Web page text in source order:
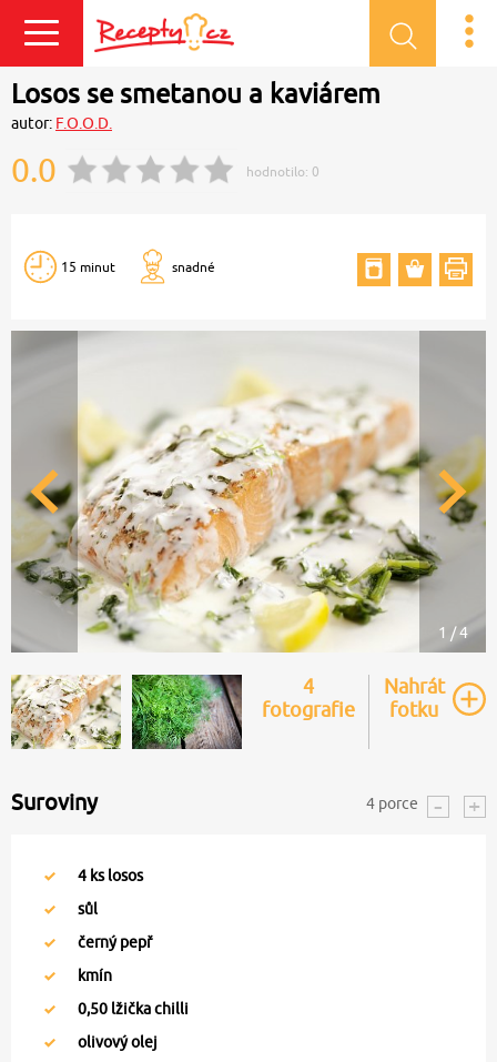
Přihlásit se
Losos se smetanou a kaviárem
autor: F.O.O.D.
0.0 hodnotilo: 0
15 minut snadné
1 / 4
4
fotografie
Nahrát
fotku
Suroviny 4 porce
4 ks losos
sůl
černý pepř
kmín
0,50 lžička chilli
olivový olej